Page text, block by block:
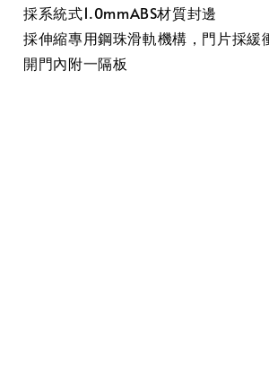
採系統式1.0mmABS材質封邊
採伸縮專用鋼珠滑軌機構，門片採緩
開門內附一隔板